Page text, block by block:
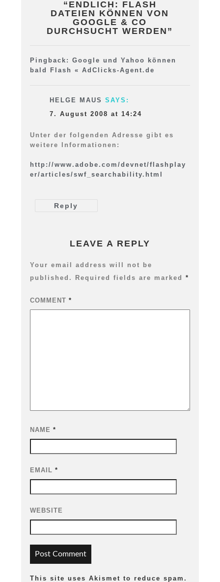
“ ENDLICH: FLASH
DATEIEN KÖNNEN VON
GOOGLE & CO
DURCHSUCHT WERDEN ”
Pingback: Google und Yahoo können
bald Flash « AdClicks-Agent.de
HELGE MAUS SAYS:
7. August 2008 at 14:24
Unter der folgenden Adresse gibt es
weitere Informationen:
http://www.adobe.com/devnet/flashplay
er/articles/swf_searchability.html
Reply
LEAVE A REPLY
Your email address will not be
published.
Required fields are marked *
COMMENT *
NAME *
EMAIL *
WEBSITE
This site uses Akismet to reduce spam.